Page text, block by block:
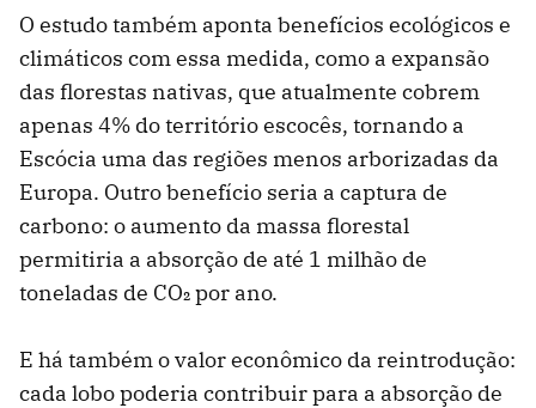
O estudo também aponta benefícios ecológicos e
climáticos com essa medida, como a expansão
das florestas nativas, que atualmente cobrem
apenas 4% do território escocês, tornando a
Escócia uma das regiões menos arborizadas da
Europa. Outro benefício seria a captura de
carbono: o aumento da massa florestal
permitiria a absorção de até 1 milhão de
toneladas de CO₂ por ano.
E há também o valor econômico da reintrodução:
cada lobo poderia contribuir para a absorção de